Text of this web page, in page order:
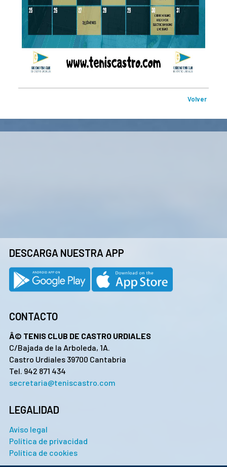
Volver
DESCARGA NUESTRA APP
CONTACTO
Â© TENIS CLUB DE CASTRO URDIALES
C/Bajada de la Arboleda, 1A.
Castro Urdiales 39700 Cantabria
Tel. 942 871 434
secretaria@teniscastro.com
LEGALIDAD
Aviso legal
Política de privacidad
Política de cookies